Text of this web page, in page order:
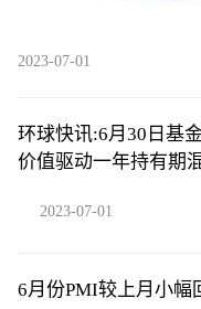
2023-07-01
环球快讯:6月30日基
价值驱动一年持有期
2023-07-01
6月份PMI较上月小幅